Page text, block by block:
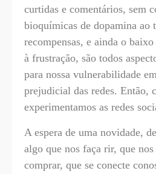
curtidas e comentários, sem
bioquímicas de dopamina ao
recompensas, e ainda o
à frustração, são todos
para nossa vulnerabilidade
prejudicial das redes. Então,
experimentamos as redes
A espera de uma novidade,
algo que nos faça rir, que
comprar, que se conecte